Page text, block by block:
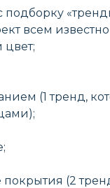
подборку
всем
(1 тренд,
(2